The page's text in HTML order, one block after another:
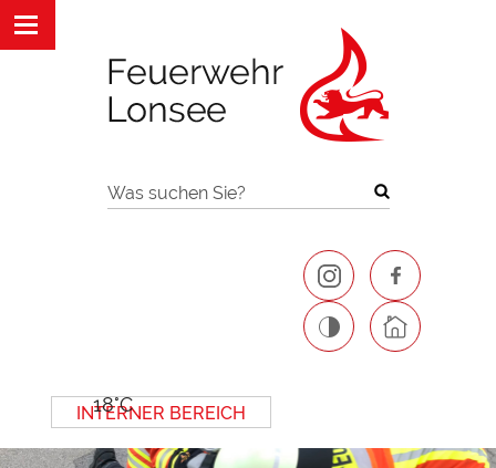
Was suchen Sie?
INTERNER BEREICH
18°C